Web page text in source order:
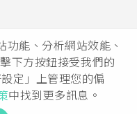
能、分析網站效能、
下方按鈕接受我們的
定」上管理您的偏
中找到更多訊息。